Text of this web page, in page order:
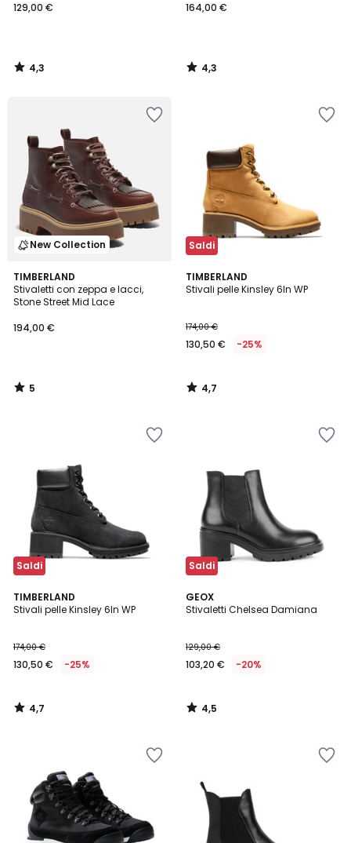
129,00 €
4,3
/
164,00 €
4,3
/
New Collection
TIMBERLAND
Stivaletti con zeppa e lacci,
Stone Street Mid Lace
194,00 €
5
/
5
5
/
Saldi
TIMBERLAND
Stivali pelle Kinsley 6In WP
174,00 €
130,50 € -25%
4,7
/ 5
4,7
/
Saldi
TIMBERLAND
Stivali pelle Kinsley 6In WP
174,00 €
130,50 € -25%
4,7
/ 5
4,7
/
Saldi
GEOX
Stivaletti Chelsea Damiana
129,00 €
103,20 € -20%
4,5
/ 5
4,5
/